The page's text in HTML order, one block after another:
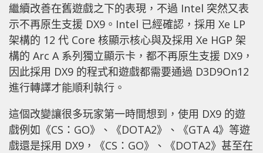
繼續改善在舊遊戲之下的表現，不過 Intel 突然又表
示不再原生支援 DX9。Intel 已經確認，採用 Xe LP
架構的 12 代 Core 核顯示核心與及採用 Xe HGP 架
構的 Arc A 系列獨立顯示卡，都不再原生支援 DX9，
因此採用 DX9 的程式和遊戲都需要通過 D3D9On12
進行轉譯才能順利執行。
這個改變讓很多玩家第一時間想到，使用 DX9 的遊
戲例如《CS：GO》、《DOTA2》、《GTA 4》等遊
戲還是採用 DX9，《CS：GO》、《DOTA2》甚至在